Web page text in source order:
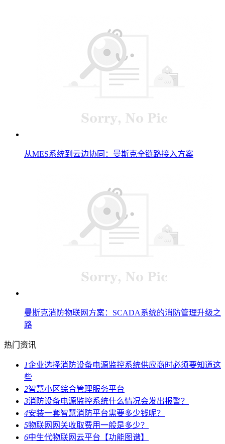
从MES系统到云边协同：曼斯克全链路接入方案
曼斯克消防物联网方案：SCADA系统的消防管理升级之
路
热门资讯
1企业选择消防设备电源监控系统供应商时必须要知道这
些
2智慧小区综合管理服务平台
3消防设备电源监控系统什么情况会发出报警？
4安装一套智慧消防平台需要多少钱呢？
5物联网网关收取费用一般是多少？
6中生代物联网云平台【功能图谱】